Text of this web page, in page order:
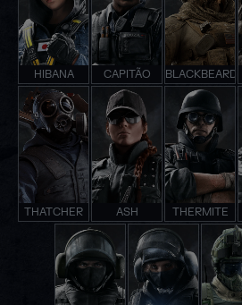
HIBANA CAPITÃO BLACKBEARD
THATCHER ASH THERMITE